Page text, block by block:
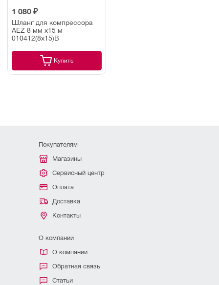
1 080 ₽
Шланг для компрессора
AEZ 8 мм х15 м
010412(8х15)В
Купить
Покупателям
Магазины
Сервисный центр
Оплата
Доставка
Контакты
О компании
О компании
Обратная связь
Статьи